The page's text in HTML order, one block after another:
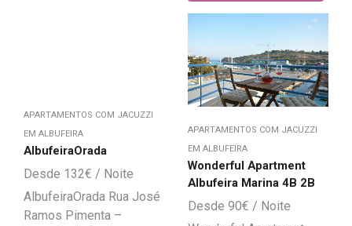
APARTAMENTOS COM JACUZZI
EM ALBUFEIRA
AlbufeiraOrada
132€
AlbufeiraOrada Rua José
Ramos Pimenta –
APARTAMENTOS COM JACUZZI
EM ALBUFEIRA
Wonderful Apartment
Albufeira Marina 4B 2B
90€